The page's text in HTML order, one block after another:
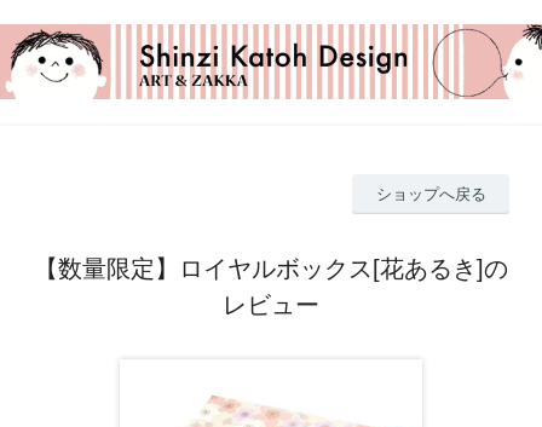
ショップへ戻る
【数量限定】ロイヤルボックス[花あるき]の
レビュー